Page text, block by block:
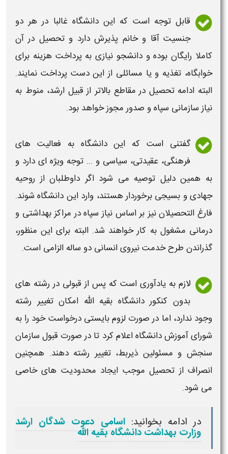
قابل توجه است که ایندانشگاه غالبا در هر دو
جنسیت آقا و خانم پذیرش دارد و تحصیل در آن
کاملا رایگان بوده و دانشجو نیازی به پرداخت هزینه برای
خوابگاه، تغذیه و یا مسائلی از این دست پرداخت نمایند.
البته ادامه تحصیل در مقاطع بالاتر از قبیل ارشد، منوط به
نیاز سازمانی سپاه و صدور مجوز خواهد بود.
گفتنی است که ایندانشگاهبه فعالیت های
فرهنگی، عقیدتی، سیاسی و ... توجه ویژه ای دارد و
به همین دلیل توصیه می شود اگر داوطلبان از روحیه
جهادی و بسیجی برخوردار هستند، وارد این دانشگاه شوند.
فارغ التحصیلان نیز بر اساس نیاز سپاه در مراکز بهداشتی و
درمانی مشغول به کار خواهند شد. البته برای این منظور،
گذراندن طرح خدمت نیروی انسانی دو ساله الزامی است.
لازم به یادآوری است که پس از قبولی در رشته های
بدون کنکور دانشگاه بقیه الله امکان تغییر رشته
وجود ندارد، اما در صورت لزوم بایستی درخواست خود را به
شورای آموزشدانشگاهاعلام کرد تا در صورت قبول سازمان
سنجش و مسئولین ذیربط، تغییر رشتهدهند. همچنین
انصراف از تحصیل موجب ایجاد محدودیت های خاصی
می شود.
در ادامه بخوانید: اسامی دعوت شدگان ارشد
وزارت بهداشت دانشگاه بقیه الله